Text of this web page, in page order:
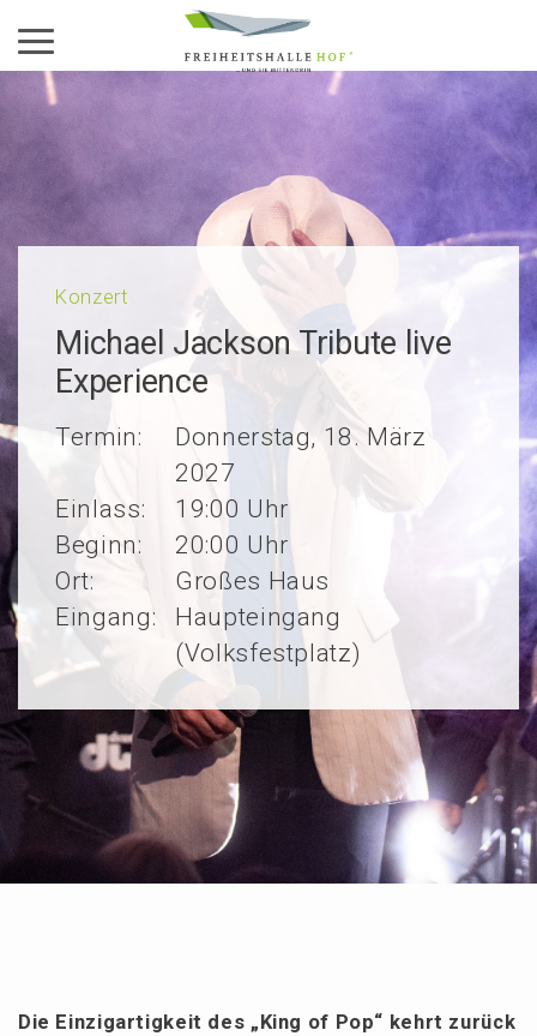
Aktiviere das Menü
Konzert
Micha­el Jackson Tribu­te live
Experience
Termin:
Donnerstag, 18. März
2027
Einlass:
19:00 Uhr
Beginn:
20:00 Uhr
Ort:
Großes Haus
Eingang:
Haupteingang
(Volksfestplatz)
Die Einzig­ar­tig­keit des „King of Pop“ kehrt zurück